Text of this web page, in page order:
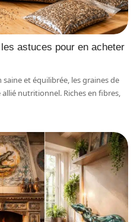
astuces pour en acheter
et équilibrée, les graines de
nutritionnel. Riches en fibres,